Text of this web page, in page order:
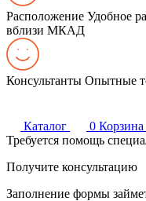
Расположение Удобное
вблизи МКАД
Консультанты Опытные
Каталог 0 Корзина
Требуется помощь
Получите консультацию
Заполнение формы